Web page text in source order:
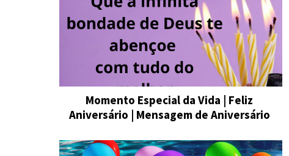
Momento Especial da Vida | Feliz
Aniversário | Mensagem de Aniversário